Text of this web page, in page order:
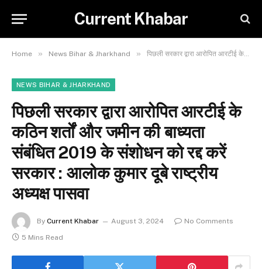
Current Khabar
Home » News Bihar & Jharkhand » पिछली सरकार द्वारा आरोपित आरटीई के कठिन शर्तों और जमीन की बाध्यता संबंधित 2019 के संशोधन को रद्द करें सरकार : आलोक कुमार दूबे राष्ट्रीय अध्यक्ष पासवा
NEWS BIHAR & JHARKHAND
पिछली सरकार द्वारा आरोपित आरटीई के
कठिन शर्तों और जमीन की बाध्यता
संबंधित 2019 के संशोधन को रद्द करें
सरकार : आलोक कुमार दूबे राष्ट्रीय
अध्यक्ष पासवा
By Current Khabar August 3, 2024
No Comments
5 Mins Read